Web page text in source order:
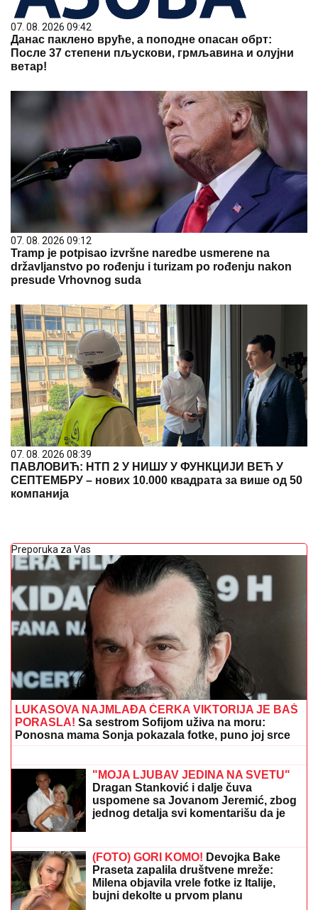
07. 08. 2026 09:42
Данас паклено вруће, а поподне опасан обрт:
После 37 степени пљускови, грмљавина и олујни
ветар!
07. 08. 2026 09:12
Tramp je potpisao izvršne naredbe usmerene na
državljanstvo po rođenju i turizam po rođenju nakon
presude Vrhovnog suda
07. 08. 2026 08:39
ПАВЛОВИЋ: НТП 2 У НИШУ У ФУНКЦИЈИ ВЕЋ У
СЕПТЕМБРУ – нових 10.000 квадрата за више од 50
компанија
Preporuka za Vas
LUKASOVA NAJMLAĐA ĆERKA VIKTORIJA JE BAŠ
PORASLA! Sa sestrom Sofijom uživa na moru:
Ponosna mama Sonja pokazala fotke, puno joj srce
začepili usta ustaškoj pevaljki nakon
sramne izjave o Srebrenici - Nekad
Ćićolina, danas Severina!
uspomene sa Jovanom Jeremić, zbog
jednog detalja svi komentarišu da je
nije preboleo